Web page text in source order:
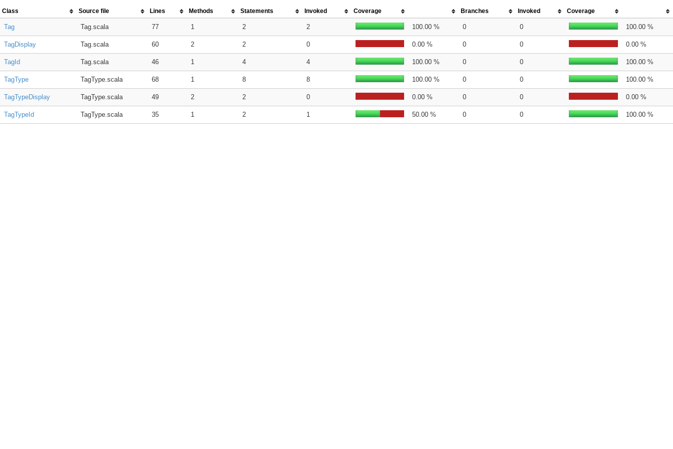
Class Source file Lines Methods Statements Invoked Coverage Branches Invoked Coverage
Tag Tag.scala 77 1 2 2 100.00 % 0 0 100.00 %
TagDisplay Tag.scala 60 2 2 0 0.00 % 0 0 0.00 %
TagId Tag.scala 46 1 4 4 100.00 % 0 0 100.00 %
TagType TagType.scala 68 1 8 8 100.00 % 0 0 100.00 %
TagTypeDisplay TagType.scala 49 2 2 0 0.00 % 0 0 0.00 %
TagTypeId TagType.scala 35 1 2 1 50.00 % 0 0 100.00 %